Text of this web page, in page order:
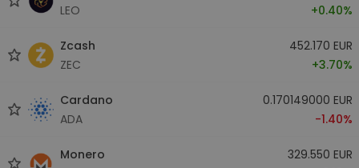
LEO
+0.40%
Zcash
ZEC
452.170 EUR
+3.70%
Cardano
ADA
0.170149000 EUR
-1.40%
Monero
329.550 EUR